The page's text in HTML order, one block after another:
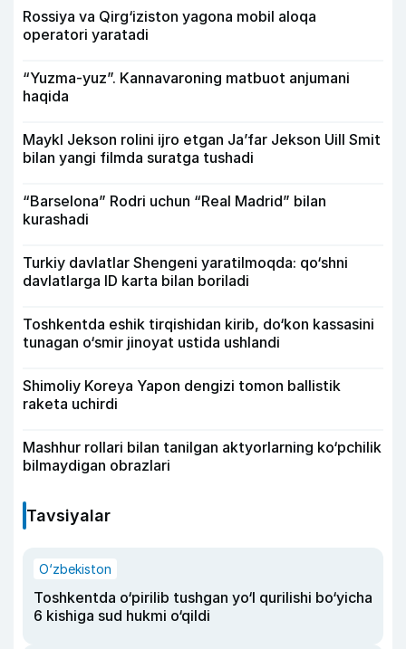
Rossiya va Qirg‘iziston yagona mobil aloqa
operatori yaratadi
“Yuzma-yuz”. Kannavaroning matbuot anjumani
haqida
Maykl Jekson rolini ijro etgan Ja’far Jekson Uill Smit
bilan yangi filmda suratga tushadi
“Barselona” Rodri uchun “Real Madrid” bilan
kurashadi
Turkiy davlatlar Shengeni yaratilmoqda: qo‘shni
davlatlarga ID karta bilan boriladi
Toshkentda eshik tirqishidan kirib, do‘kon kassasini
tunagan o‘smir jinoyat ustida ushlandi
Shimoliy Koreya Yapon dengizi tomon ballistik
raketa uchirdi
Mashhur rollari bilan tanilgan aktyorlarning ko‘pchilik
bilmaydigan obrazlari
Tavsiyalar
O‘zbekiston
Toshkentda o‘pirilib tushgan yo‘l qurilishi bo‘yicha
6 kishiga sud hukmi o‘qildi